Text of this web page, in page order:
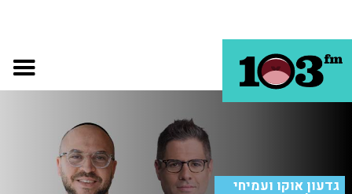
גדעון אוקו ועמיחי